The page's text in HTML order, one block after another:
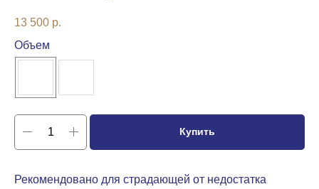
13 500 р.
Объем
Купить
Рекомендовано для страдающей от недостатка